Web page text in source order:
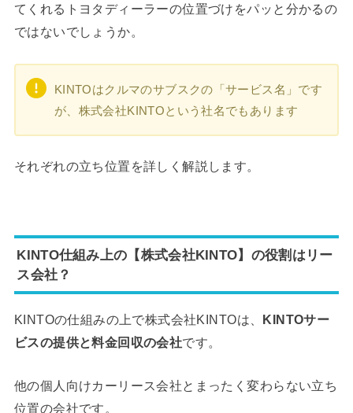
てくれるトヨタディーラーの位置づけをパッと分かるの
ではないでしょうか。
KINTOはクルマのサブスクの「サービス名」です
が、株式会社KINTOという社名でもあります
それぞれの立ち位置を詳しく解説します。
KINTO仕組み上の【株式会社KINTO】の役割はリー
ス会社？
KINTOの仕組みの上で株式会社KINTOは、 KINTOサー
ビスの提供と料金回収の会社です。
他の個人向けカーリース会社とまったく変わらない立ち
位置の会社です。